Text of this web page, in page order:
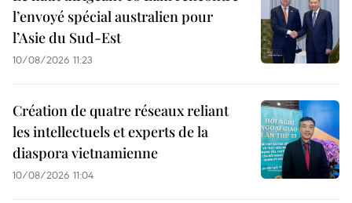
l’envoyé spécial australien pour
l’Asie du Sud-Est
10/08/2026 11:23
Création de quatre réseaux reliant
les intellectuels et experts de la
diaspora vietnamienne
10/08/2026 11:04